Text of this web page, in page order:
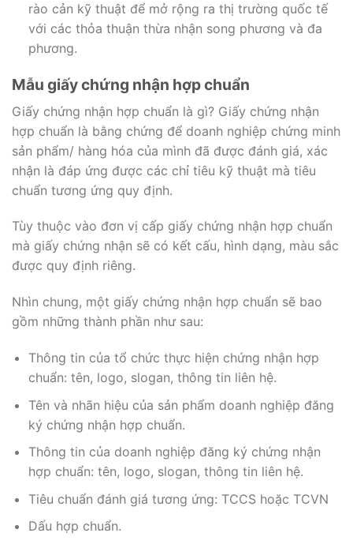
rào cản kỹ thuật để mở rộng ra thị trường quốc tế
với các thỏa thuận thừa nhận song phương và đa
phương.
Mẫu giấy chứng nhận hợp chuẩn
Giấy chứng nhận hợp chuẩn là gì? Giấy chứng nhận
hợp chuẩn là bằng chứng để doanh nghiệp chứng minh
sản phẩm/ hàng hóa của mình đã được đánh giá, xác
nhận là đáp ứng được các chỉ tiêu kỹ thuật mà tiêu
chuẩn tương ứng quy định.
Tùy thuộc vào đơn vị cấp giấy chứng nhận hợp chuẩn
mà giấy chứng nhận sẽ có kết cấu, hình dạng, màu sắc
được quy định riêng.
Nhìn chung, một giấy chứng nhận hợp chuẩn sẽ bao
gồm những thành phần như sau:
Thông tin của tổ chức thực hiện chứng nhận hợp
chuẩn: tên, logo, slogan, thông tin liên hệ.
Tên và nhãn hiệu của sản phẩm doanh nghiệp đăng
ký chứng nhận hợp chuẩn.
Thông tin của doanh nghiệp đăng ký chứng nhận
hợp chuẩn: tên, logo, slogan, thông tin liên hệ.
Tiêu chuẩn đánh giá tương ứng: TCCS hoặc TCVN
Dấu hợp chuẩn.